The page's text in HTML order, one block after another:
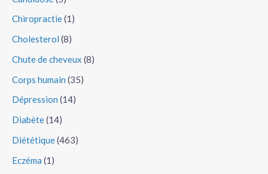
Chiropractie(1)
Cholesterol (8)
Chute de cheveux (8)
Corps humain (35)
Dépression (14)
Diabète(14)
Diététique(463)
Eczéma (1)